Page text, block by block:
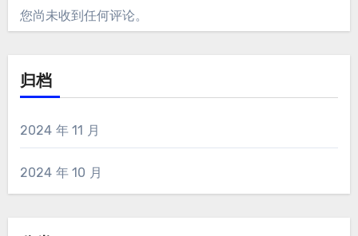
您尚未收到任何评论。
归档
2024 年 11 月
2024 年 10 月